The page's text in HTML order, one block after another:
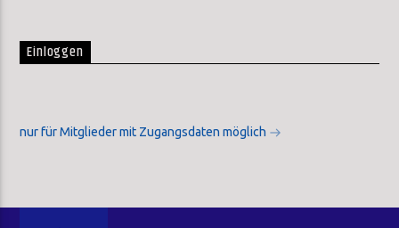
Einloggen
nur für Mitglieder mit Zugangsdaten möglich